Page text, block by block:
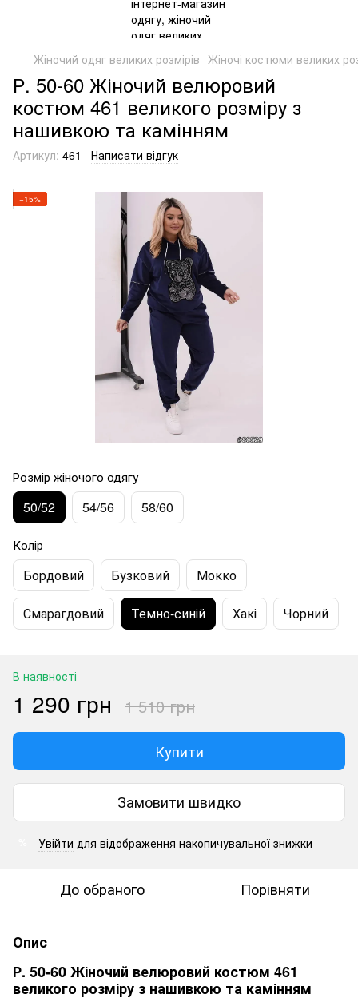
Жіночий одяг великих розмірів Жіночі костюми великих
Р. 50-60 Жіночий велюровий
костюм 461 великого розміру з
нашивкою та камінням
Артикул: 461 Написати відгук
−15%
Розмір жіночого одягу
50/52 54/56 58/60
Колір
Бордовий Бузковий Мокко
Смарагдовий Темно-синій Хакі Чорний
В наявності
1 290 грн 1 510 грн
Купити
Замовити швидко
Увійти для відображення накопичувальної знижки
До обраного Порівняти
Опис
Р. 50-60 Жіночий велюровий костюм 461
великого розміру з нашивкою та камінням